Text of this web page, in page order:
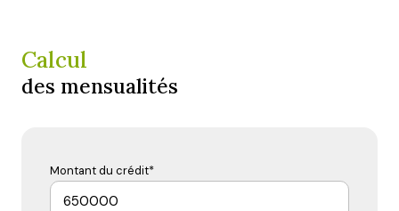
Calcul
des mensualités
Montant du crédit*